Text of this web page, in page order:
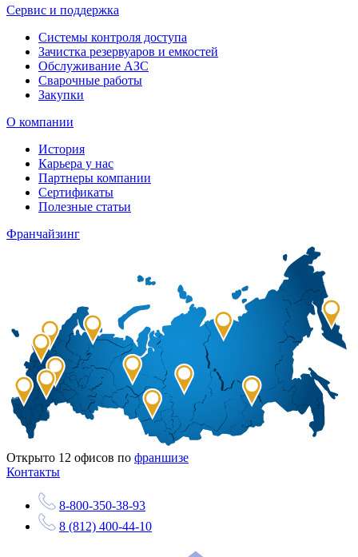
Сервис и поддержка
Системы контроля доступа
Зачистка резервуаров и емкостей
Обслуживание АЗС
Сварочные работы
Закупки
О компании
История
Карьера у нас
Партнеры компании
Сертификаты
Полезные статьи
Франчайзинг
Открыто 12 офисов по франшизе
Контакты
8-800-350-38-93
8 (812) 400-44-10